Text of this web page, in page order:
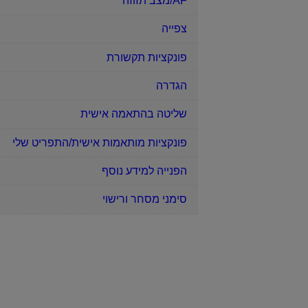
צפייה
פונקציות תקשורת
הגדרה
שליטה בהתאמה אישית
פונקציות מותאמות אישית/התפריט שלי
הפנייה למידע נוסף
סימני מסחר ורישוי